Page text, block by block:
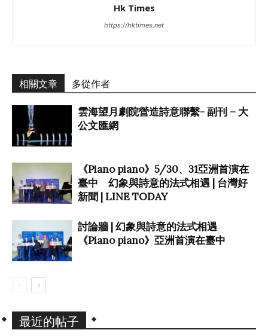
Hk Times
https://hktimes.net
相關文章 多從作者
雲海望月劇院營造詩意聯繫- 副刊 – 大
公文匯網
《Piano piano》5/30、31亞洲首演在
臺中 幻象與詩意的法式相遇 | 台灣好
新聞 | LINE TODAY
討論牆 | 幻象與詩意的法式相遇
《Piano piano》亞洲首演在臺中
最近的帖子